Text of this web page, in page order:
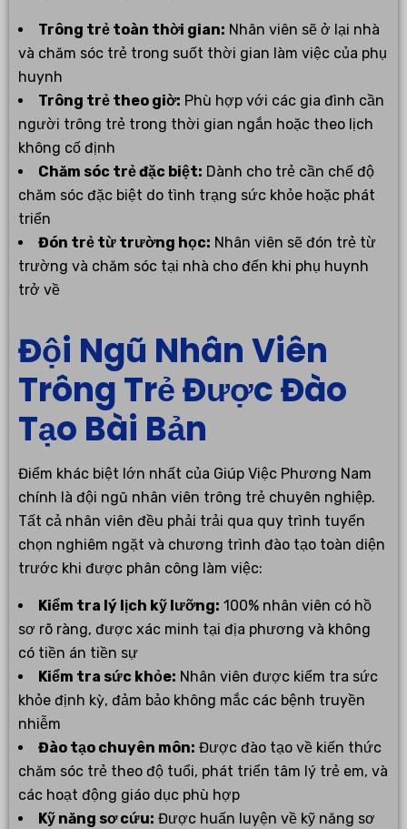
Trông trẻ toàn thời gian: Nhân viên sẽ ở lại nhà
và chăm sóc trẻ trong suốt thời gian làm việc của phụ
huynh
Trông trẻ theo giờ: Phù hợp với các gia đình cần
người trông trẻ trong thời gian ngắn hoặc theo lịch
không cố định
Chăm sóc trẻ đặc biệt: Dành cho trẻ cần chế độ
chăm sóc đặc biệt do tình trạng sức khỏe hoặc phát
triển
Đón trẻ từ trường học: Nhân viên sẽ đón trẻ từ
trường và chăm sóc tại nhà cho đến khi phụ huynh
trở về
Đội Ngũ Nhân Viên
Trông Trẻ Được Đào
Tạo Bài Bản
Điểm khác biệt lớn nhất của Giúp Việc Phương Nam
chính là đội ngũ nhân viên trông trẻ chuyên nghiệp.
Tất cả nhân viên đều phải trải qua quy trình tuyển
chọn nghiêm ngặt và chương trình đào tạo toàn diện
trước khi được phân công làm việc:
Kiểm tra lý lịch kỹ lưỡng: 100% nhân viên có hồ
sơ rõ ràng, được xác minh tại địa phương và không
có tiền án tiền sự
Kiểm tra sức khỏe: Nhân viên được kiểm tra sức
khỏe định kỳ, đảm bảo không mắc các bệnh truyền
nhiễm
Đào tạo chuyên môn: Được đào tạo về kiến thức
chăm sóc trẻ theo độ tuổi, phát triển tâm lý trẻ em, và
các hoạt động giáo dục phù hợp
Kỹ năng sơ cứu: Được huấn luyện về kỹ năng sơ